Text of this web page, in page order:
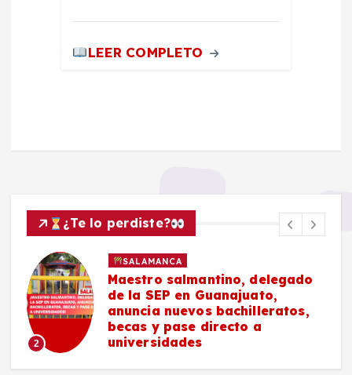
LEER COMPLETO
¿Te lo perdiste?
2
SALAMANCA
Maestro salmantino, delegado
de la SEP en Guanajuato,
anuncia nuevos bachilleratos,
becas y pase directo a
universidades